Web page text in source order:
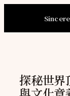
探秘世界